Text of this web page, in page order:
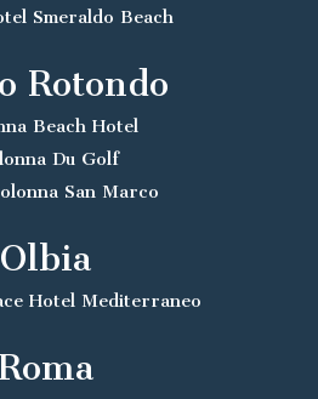
Smeraldo Beach
Rotondo
Beach Hotel
Du Golf
San Marco
Olbia
Hotel Mediterraneo
Roma